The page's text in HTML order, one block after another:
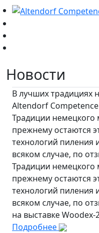
Новости
В лучших традициях
Altendorf
Традиции
прежнему остаются
технологий пиления
всяком случае, по
Традиции
прежнему остаются
технологий пиления
всяком случае, по
на выставке Woodex-
Подробнее